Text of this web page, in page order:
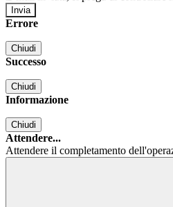
Errore
Chiudi
Successo
Chiudi
Informazione
Chiudi
Attendere...
Attendere il completamento